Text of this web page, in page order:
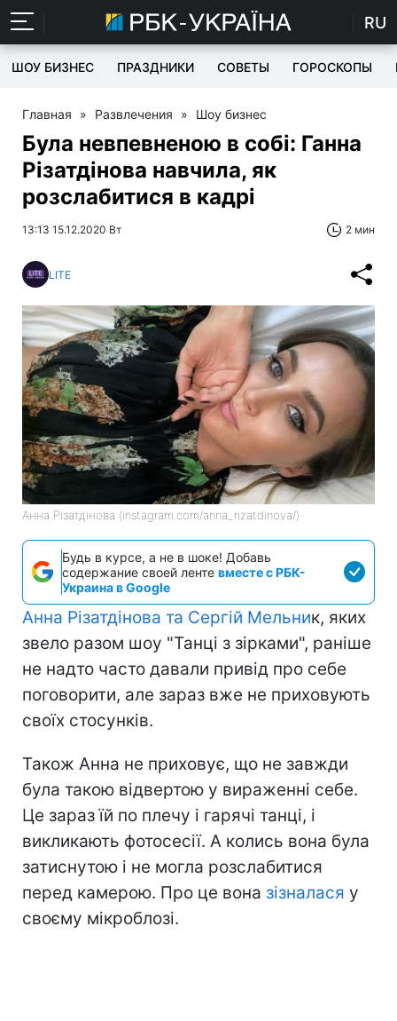
RU
ШОУ БИЗНЕС ПРАЗДНИКИ СОВЕТЫ ГОРОСКОПЫ
Главная » Развлечения » Шоу бизнес
Була невпевненою в собі: Ганна
Різатдінова навчила, як
розслабитися в кадрі
13:13 15.12.2020 Вт 2 мин
LITE
Анна Різатдінова (instagram.com/anna_rizatdinova/)
Будь в курсе, а не в шоке! Добавь
содержание своей ленте вместе с РБК-
Украина в Google
Анна Різатдінова та Сергій Мельник, яких
звело разом шоу "Танці з зірками", раніше
не надто часто давали привід про себе
поговорити, але зараз вже не приховують
своїх стосунків.
Також Анна не приховує, що не завжди
була такою відвертою у вираженні себе.
Це зараз їй по плечу і гарячі танці, і
викликають фотосесії. А колись вона була
затиснутою і не могла розслабитися
перед камерою. Про це вона зізналася у
своєму мікроблозі.